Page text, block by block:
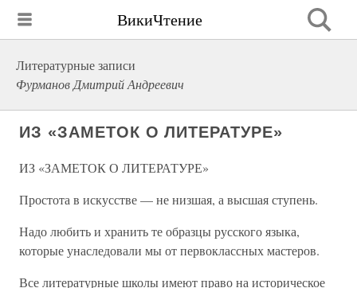
ВикиЧтение
Литературные записи
Фурманов Дмитрий Андреевич
ИЗ «ЗАМЕТОК О ЛИТЕРАТУРЕ»
ИЗ «ЗАМЕТОК О ЛИТЕРАТУРЕ»
Простота в искусстве — не низшая, а высшая ступень.
Надо любить и хранить те образцы русского языка,
которые унаследовали мы от первоклассных мастеров.
Все литературные школы имеют право на историческое